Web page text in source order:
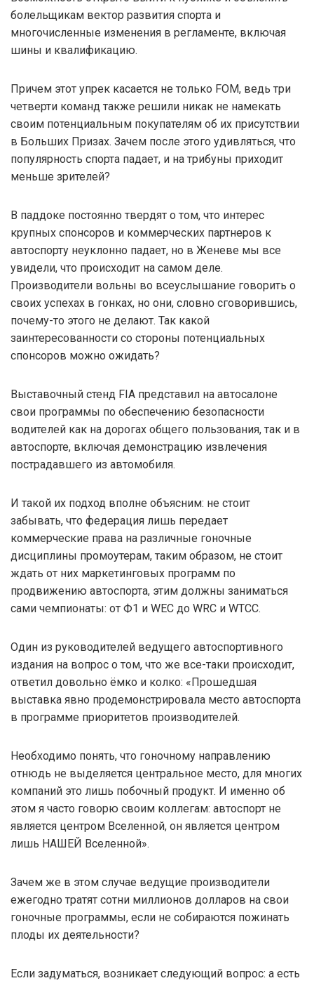
болельщикам вектор развития спорта и
многочисленные изменения в регламенте, включая
шины и квалификацию.
Причем этот упрек касается не только FOM, ведь три
четверти команд также решили никак не намекать
своим потенциальным покупателям об их присутствии
в Больших Призах. Зачем после этого удивляться, что
популярность спорта падает, и на трибуны приходит
меньше зрителей?
В паддоке постоянно твердят о том, что интерес
крупных спонсоров и коммерческих партнеров к
автоспорту неуклонно падает, но в Женеве мы все
увидели, что происходит на самом деле.
Производители вольны во всеуслышание говорить о
своих успехах в гонках, но они, словно сговорившись,
почему-то этого не делают. Так какой
заинтересованности со стороны потенциальных
спонсоров можно ожидать?
Выставочный стенд FIA представил на автосалоне
свои программы по обеспечению безопасности
водителей как на дорогах общего пользования, так и в
автоспорте, включая демонстрацию извлечения
пострадавшего из автомобиля.
И такой их подход вполне объясним: не стоит
забывать, что федерация лишь передает
коммерческие права на различные гоночные
дисциплины промоутерам, таким образом, не стоит
ждать от них маркетинговых программ по
продвижению автоспорта, этим должны заниматься
сами чемпионаты: от Ф1 и WEC до WRC и WTCC.
Один из руководителей ведущего автоспортивного
издания на вопрос о том, что же все-таки происходит,
ответил довольно ёмко и колко: «Прошедшая
выставка явно продемонстрировала место автоспорта
в программе приоритетов производителей.
Необходимо понять, что гоночному направлению
отнюдь не выделяется центральное место, для многих
компаний это лишь побочный продукт. И именно об
этом я часто говорю своим коллегам: автоспорт не
является центром Вселенной, он является центром
лишь НАШЕЙ Вселенной».
Зачем же в этом случае ведущие производители
ежегодно тратят сотни миллионов долларов на свои
гоночные программы, если не собираются пожинать
плоды их деятельности?
Если задуматься, возникает следующий вопрос: а есть